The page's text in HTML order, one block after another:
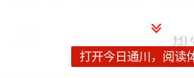
打开今日通川，阅读